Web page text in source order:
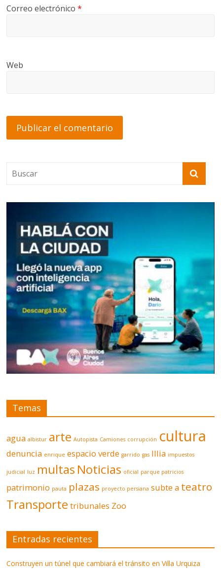
Correo electrónico*
Web
Temas
agua albistur arte Autopista Camiones corrupción cultura
denuncia enrique espacio verde garrido gas Illia impuestos
judicial luz multas Noticias oficial parque patricios
patrimonio pauta plazas proyecto persiana subte a teatro
Transporte tribunales Zoo
Entradas recientes
Construyen un túnel que cambiará el tránsito en Villa Urquiza